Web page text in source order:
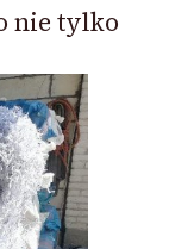
nie tylko